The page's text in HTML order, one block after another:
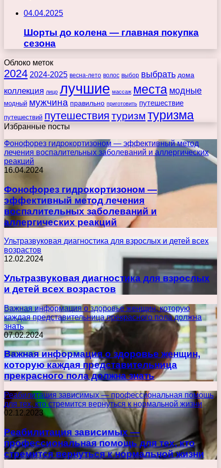
04.04.2025
Шорты до колена — главная покупка
сезона
Облоко меток
2024 2024-2025 весна-лето волос выбор выбрать дома
коллекция лицо лучшие массаж места модные
модный мужчина правильно приготовить путешествие
путешествий путешествия туризм туризма
Избранные посты
Фонофорез гидрокортизоном — эффективный метод
лечения воспалительных заболеваний и аллергических
реакций
16.04.2024
Фонофорез гидрокортизоном —
эффективный метод лечения
воспалительных заболеваний и
аллергических реакций
Ультразвуковая диагностика для взрослых и детей всех
возрастов
12.02.2024
Ультразвуковая диагностика для взрослых
и детей всех возрастов
Важная информация о здоровье женщин, которую
каждая представительница прекрасного пола должна
знать
07.02.2024
Важная информация о здоровье женщин,
которую каждая представительница
прекрасного пола должна знать
Реабилитация зависимых — профессиональная помощь
для тех, кто стремится вернуться к нормальной жизни
02.12.2023
Реабилитация зависимых —
профессиональная помощь для тех, кто
стремится вернуться к нормальной жизни